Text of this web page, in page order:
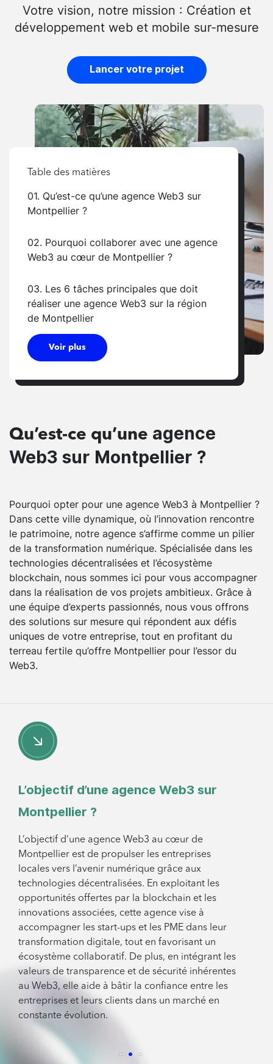
Votre vision, notre mission : Création et
développement web et mobile sur-mesure
Lancer votre projet
Table des matières
01. Qu’est-ce qu’une agence Web3 sur
Montpellier ?
02. Pourquoi collaborer avec une agence
Web3 au cœur de Montpellier ?
03. Les 6 tâches principales que doit
réaliser une agence Web3 sur la région
de Montpellier
Voir plus
Qu’est-ce qu’une agence
Web3 sur Montpellier ?
Pourquoi opter pour une agence Web3 à Montpellier ?
Dans cette ville dynamique, où l’innovation rencontre
le patrimoine, notre agence s’affirme comme un pilier
de la transformation numérique. Spécialisée dans les
technologies décentralisées et l’écosystème
blockchain, nous sommes ici pour vous accompagner
dans la réalisation de vos projets ambitieux. Grâce à
une équipe d’experts passionnés, nous vous offrons
des solutions sur mesure qui répondent aux défis
uniques de votre entreprise, tout en profitant du
terreau fertile qu’offre Montpellier pour l’essor du
Web3.
L’objectif d’une agence Web3 sur
Montpellier ?
L’objectif d’une agence Web3 au cœur de
Montpellier est de propulser les entreprises
locales vers l’avenir numérique grâce aux
technologies décentralisées. En exploitant les
opportunités offertes par la blockchain et les
innovations associées, cette agence vise à
accompagner les start-ups et les PME dans leur
transformation digitale, tout en favorisant un
écosystème collaboratif. De plus, en intégrant les
valeurs de transparence et de sécurité inhérentes
au Web3, elle aide à bâtir la confiance entre les
entreprises et leurs clients dans un marché en
constante évolution.